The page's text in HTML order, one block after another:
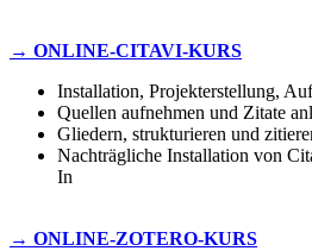
→ ONLINE-CITAVI-KURS
Installation, Projekterstellung,
Quellen aufnehmen und Zitate
Gliedern, strukturieren und
Nachträgliche Installation von
In
→ ONLINE-ZOTERO-KURS